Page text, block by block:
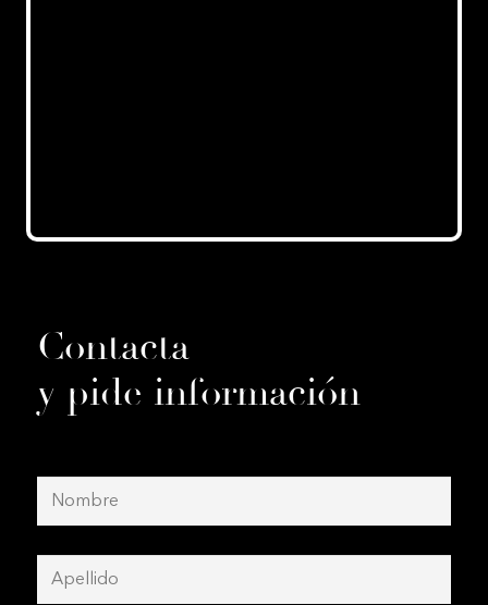
Contacta
y pide información